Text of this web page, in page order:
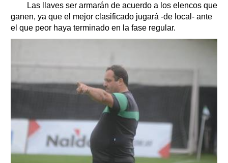
Las llaves ser armarán de acuerdo a los elencos que
ganen, ya que el mejor clasificado jugará -de local- ante
el que peor haya terminado en la fase regular.